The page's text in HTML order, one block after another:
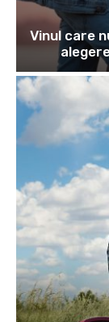
Vinul care